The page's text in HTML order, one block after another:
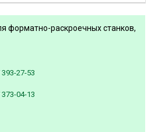
форматно-раскроечных станков,
27-53
04-13